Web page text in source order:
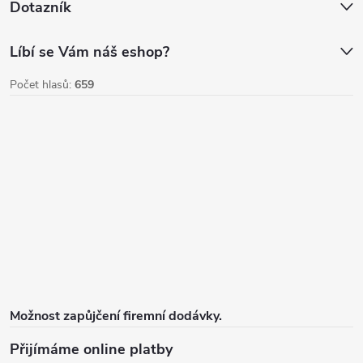
Dotazník
Líbí se Vám náš eshop?
Počet hlasů: 659
Možnost zapůjčení firemní dodávky.
Přijímáme online platby